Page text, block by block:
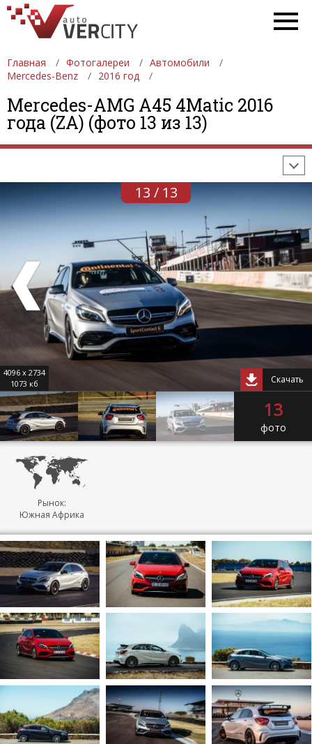
Главная Фотогалереи
Автомобили
Mercedes-Benz
2016 год
Mercedes-AMG A45 4Matic 2016
года (ZA) (фото 13 из 13)
ФОТОГАЛЕРЕИ АВТОМОБИЛИ
ДЕВУШКИ
АВТОСАЛОНЫ
ФОРМУЛА-1
13 / 13
4096 x 2734
1073 кб
Скачать
13
фото
Рынок:
Южная Африка